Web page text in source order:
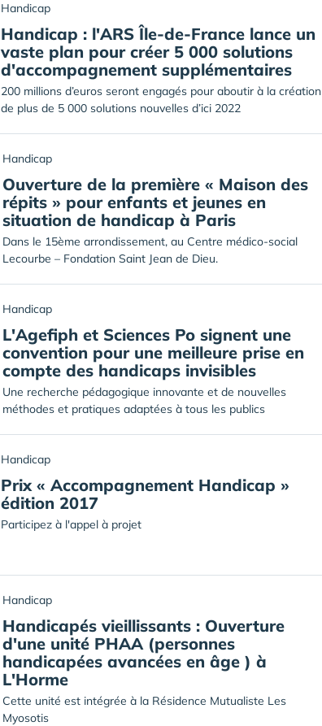
Handicap
Handicap : l'ARS Île-de-France lance un
vaste plan pour créer 5 000 solutions
d'accompagnement supplémentaires
200 millions d’euros seront engagés pour aboutir à la création
de plus de 5 000 solutions nouvelles d’ici 2022
Handicap
Ouverture de la première « Maison des
répits » pour enfants et jeunes en
situation de handicap à Paris
Dans le 15ème arrondissement, au Centre médico-social
Lecourbe – Fondation Saint Jean de Dieu.
Handicap
L'Agefiph et Sciences Po signent une
convention pour une meilleure prise en
compte des handicaps invisibles
Une recherche pédagogique innovante et de nouvelles
méthodes et pratiques adaptées à tous les publics
Handicap
Prix « Accompagnement Handicap »
édition 2017
Participez à l'appel à projet
Handicap
Handicapés vieillissants : Ouverture
d'une unité PHAA (personnes
handicapées avancées en âge ) à
L'Horme
Cette unité est intégrée à la Résidence Mutualiste Les
Myosotis